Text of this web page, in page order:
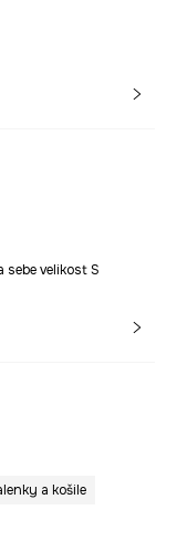
velikost S
a košile